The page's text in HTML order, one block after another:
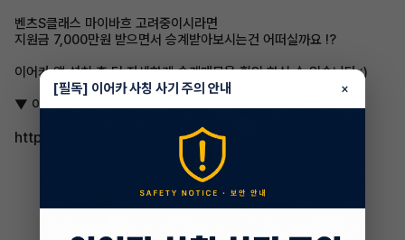
벤츠S클래스 마이바흐 고려중이시라면
지원금 7,000만원 받으면서 승계받아보시는건 어떠실까요 !?
이어카 앱 설치 후 더 자세하게 승계매물을 확인 하실 수 있습니다 :)
▼ 이어카 앱에서 확인하기 ▼
https://app.eacar.co.kr/share/eacar/19587
[필독] 이어카 사칭 사기 주의 안내 ×